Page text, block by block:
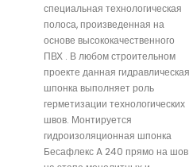
специальная технологическая
полоса, произведенная на
основе высококачественного
ПВХ . В любом строительном
проекте данная гидравлическая
шпонка выполняет роль
герметизации технологических
швов. Монтируется
гидроизоляционная шпонка
Бесафлекс A 240 прямо на шов